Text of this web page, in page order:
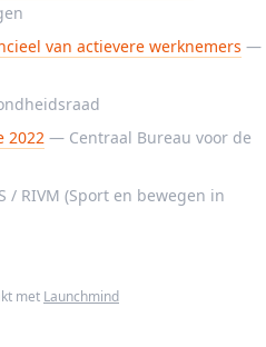
van actievere werknemers —
2022 — Centraal Bureau voor de
/ RIVM (Sport en bewegen in
met Launchmind